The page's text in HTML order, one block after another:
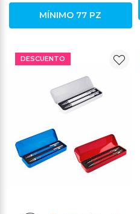
MÍNIMO 77 PZ
DESCUENTO